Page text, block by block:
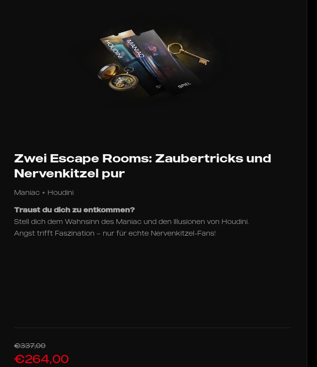
Zwei Escape Rooms: Zaubertricks und
Nervenkitzel pur
Maniac + Houdini
Traust du dich zu entkommen?
Stell dich dem Wahnsinn des Maniac und den Illusionen von Houdini.
Angst trifft Faszination – nur für echte Nervenkitzel-Fans!
€337,00
€264,00